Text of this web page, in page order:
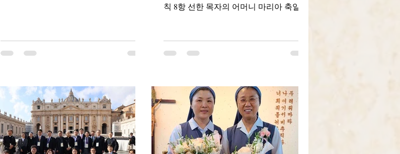
대림환의 의미를 깊이 이해하는 시간으로
꾸려졌다. 참가자들은 직접 대림환을 제작
식'은 우리를 위해 오시는 그리스도를 깨
어 기다리는 마음가짐을 다시 한번 고취하
는 계기가 되었다. 행사에 참여한 한 청년
은 "성당에서만 보던 대림환을 직접 만들
어 가정으로 가져갈 수 있어 기쁘다"며
"가정에서도 아기 예수님을 기다리며 감
칙 8항 선한 목자의 어머니 마리아 축일 미
함께할 수 있도록 9월 1일로 앞당겨...